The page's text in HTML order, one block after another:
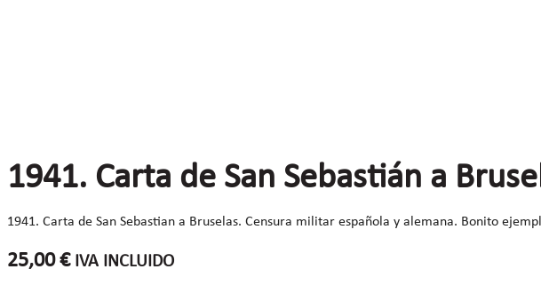
1941. Carta de San Sebastián a
1941. Carta de San Sebastian a Bruselas. Censura militar española y alemana. Bonito
25,00€ IVA INCLUIDO